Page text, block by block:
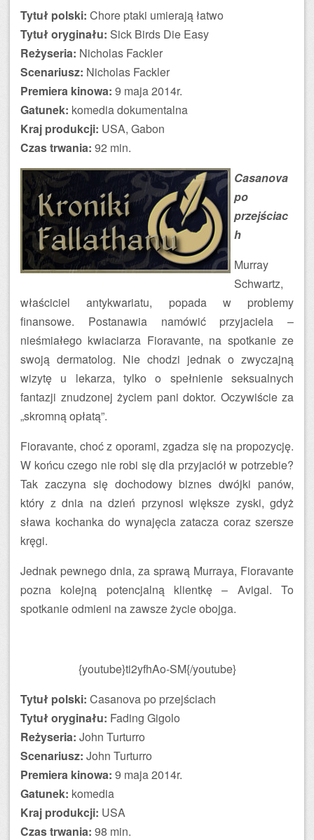
Tytuł polski: Chore ptaki umierają łatwo
Tytuł oryginału: Sick Birds Die Easy
Reżyseria: Nicholas Fackler
Scenariusz: Nicholas Fackler
Premiera kinowa: 9 maja 2014r.
Gatunek: komedia dokumentalna
Kraj produkcji: USA, Gabon
Czas trwania: 92 min.
Casanova
po
przejściac
h
Murray
Schwartz,
właściciel antykwariatu, popada w problemy
finansowe. Postanawia namówić przyjaciela –
nieśmiałego kwiaciarza Fioravante, na spotkanie ze
swoją dermatolog. Nie chodzi jednak o zwyczajną
wizytę u lekarza, tylko o spełnienie seksualnych
fantazji znudzonej życiem pani doktor. Oczywiście za
„skromną opłatą”.
Fioravante, choć z oporami, zgadza się na propozycję.
W końcu czego nie robi się dla przyjaciół w potrzebie?
Tak zaczyna się dochodowy biznes dwójki panów,
który z dnia na dzień przynosi większe zyski, gdyż
sława kochanka do wynajęcia zatacza coraz szersze
kręgi.
Jednak pewnego dnia, za sprawą Murraya, Fioravante
pozna kolejną potencjalną klientkę – Avigal. To
spotkanie odmieni na zawsze życie obojga.
{youtube}ti2yfhAo-SM{/youtube}
Tytuł polski: Casanova po przejściach
Tytuł oryginału: Fading Gigolo
Reżyseria: John Turturro
Scenariusz: John Turturro
Premiera kinowa: 9 maja 2014r.
Gatunek: komedia
Kraj produkcji: USA
Czas trwania: 98 min.